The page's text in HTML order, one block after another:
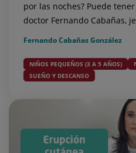
por las noches? Puede
doctor Fernando Cabañas,
Fernando Cabañas González
NIÑOS PEQUEÑOS (3 A 5 AÑOS)
SUEÑO Y DESCANSO